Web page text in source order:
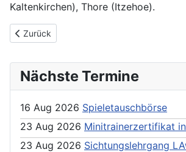
Kaltenkirchen), Thore (Itzehoe).
Previous article: Lehrgang LAw in RD
Zurück
Nächste Termine
16 Aug 2026 Spieletauschbörse
23 Aug 2026 Minitrainerzertifikat
23 Aug 2026 Sichtungslehrgang